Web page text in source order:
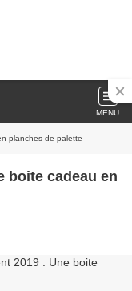
MENU
planches de palette
boite cadeau en